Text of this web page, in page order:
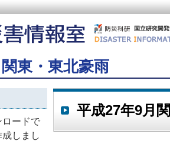
東・東北豪雨
ロードで
しまし
平成27年9月